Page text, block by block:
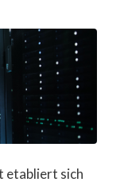
etabliert sich